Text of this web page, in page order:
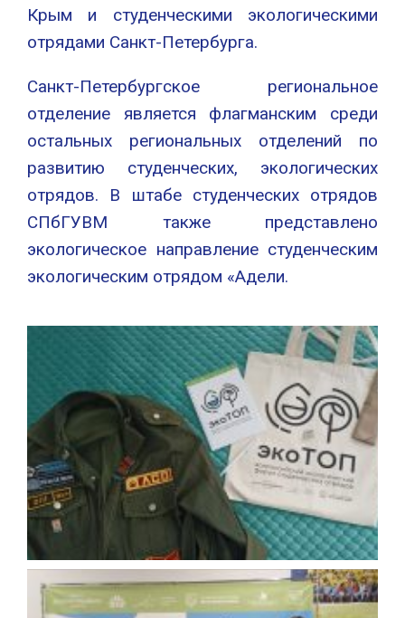
Крым и студенческими экологическими
отрядами Санкт-Петербурга.
Санкт-Петербургское региональное
отделение является флагманским среди
остальных региональных отделений по
развитию студенческих, экологических
отрядов. В штабе студенческих отрядов
СПбГУВМ также представлено
экологическое направление студенческим
экологическим отрядом «Адели.